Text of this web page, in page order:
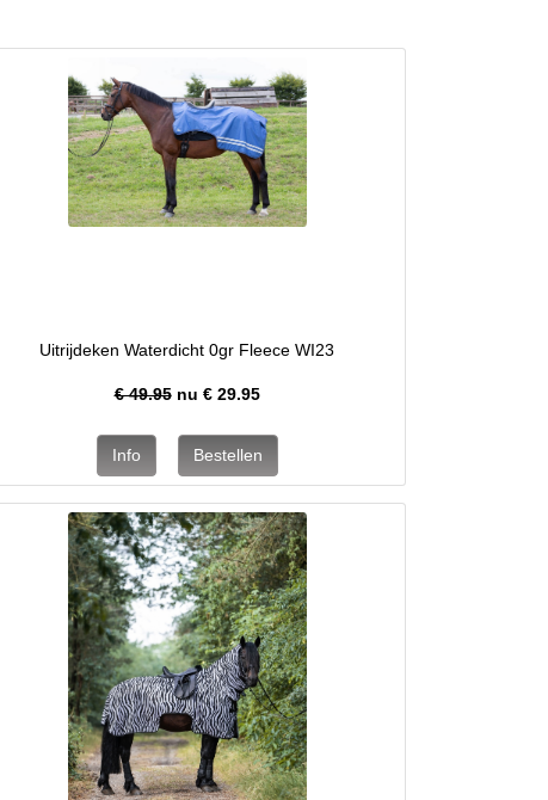
Uitrijdeken Waterdicht 0gr Fleece WI23
€ 49.95nu € 29.95